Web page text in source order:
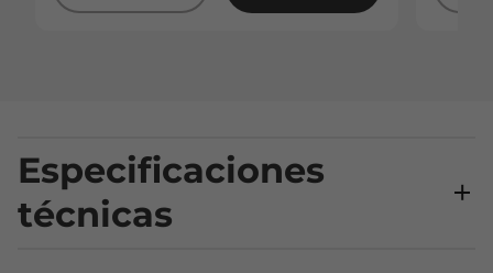
Especificaciones
técnicas